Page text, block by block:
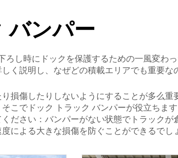
バンパー
し時にドックを保護するための一風変わ
く説明し、なぜどの積載エリアでも重要な
損傷したりしないようにすることが多么重
こでドック トラック バンパーが役立ちま
ださい：バンパーがない状態でトラックが
による大きな損傷を防ぐことができるでし